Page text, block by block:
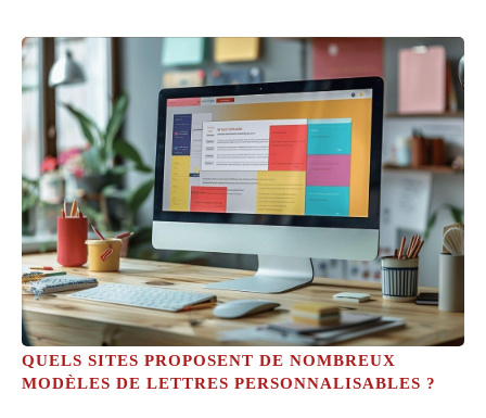
QUELS SITES PROPOSENT DE NOMBREUX
MODÈLES DE LETTRES PERSONNALISABLES ?